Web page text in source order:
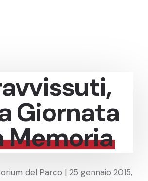
Giornata
Memoria
del Parco | 25 gennaio 2015,